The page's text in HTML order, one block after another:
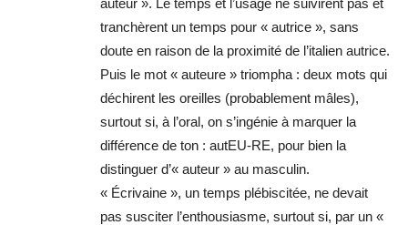
auteur ». Le temps et l’usage ne suivirent pas et
tranchèrent un temps pour « autrice », sans
doute en raison de la proximité de l’italien autrice.
Puis le mot « auteure » triompha : deux mots qui
déchirent les oreilles (probablement mâles),
surtout si, à l’oral, on s’ingénie à marquer la
différence de ton : autEU-RE, pour bien la
distinguer d’« auteur » au masculin.
« Écrivaine », un temps plébiscitée, ne devait
pas susciter l’enthousiasme, surtout si, par un «